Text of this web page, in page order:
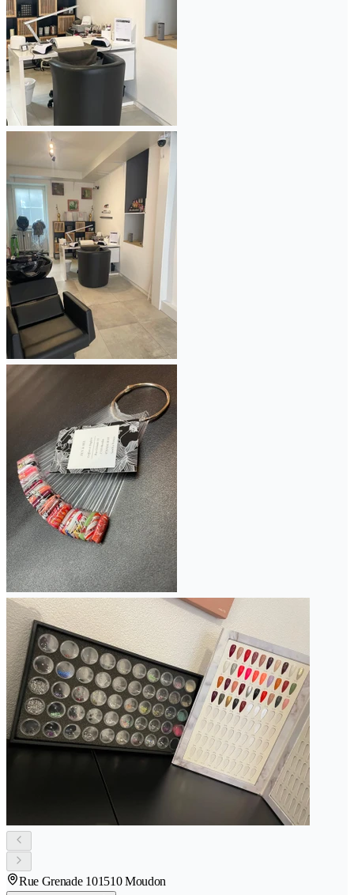
Rue Grenade 101510 Moudon